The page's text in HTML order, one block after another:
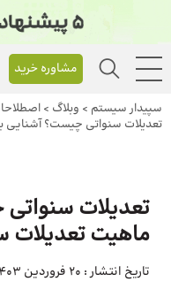
مشاوره خرید
سپیدار سیستم > وبلاگ >
تعدیلات سنواتی چیست؟ آشنایی
تعدیلات
ماهیت تعدیلات
تاریخ انتشار : 20 فروردین 1403